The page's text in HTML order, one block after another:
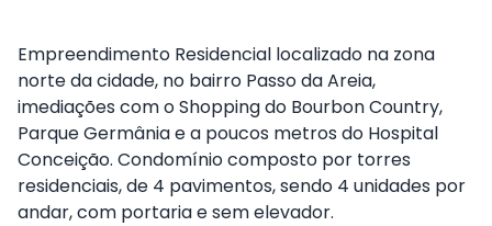
Empreendimento Residencial localizado na zona
norte da cidade, no bairro Passo da Areia,
imediações com o Shopping do Bourbon Country,
Parque Germânia e a poucos metros do Hospital
Conceição. Condomínio composto por torres
residenciais, de 4 pavimentos, sendo 4 unidades por
andar, com portaria e sem elevador.